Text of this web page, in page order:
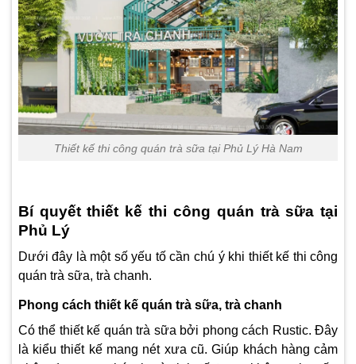
Thiết kế thi công quán trà sữa tại Phủ Lý Hà Nam
Bí quyết thiết kế thi công quán trà sữa tại
Phủ Lý
Dưới đây là một số yếu tố cần chú ý khi thiết kế thi công
quán trà sữa, trà chanh.
Phong cách thiết kế quán trà sữa, trà chanh
Có thể thiết kế quán trà sữa bởi phong cách Rustic. Đây
là kiểu thiết kế mang nét xưa cũ. Giúp khách hàng cảm